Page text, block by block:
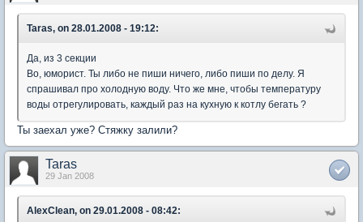
Taras, on 28.01.2008 - 19:12:
Да, из 3 секции
Во, юморист. Ты либо не пиши ничего, либо пиши по делу. Я
спрашивал про холодную воду. Что же мне, чтобы температуру
воды отрегулировать, каждый раз на кухную к котлу бегать ?
Ты заехал уже? Стяжку залили?
Taras
29 Jan 2008
AlexClean, on 29.01.2008 - 08:42: